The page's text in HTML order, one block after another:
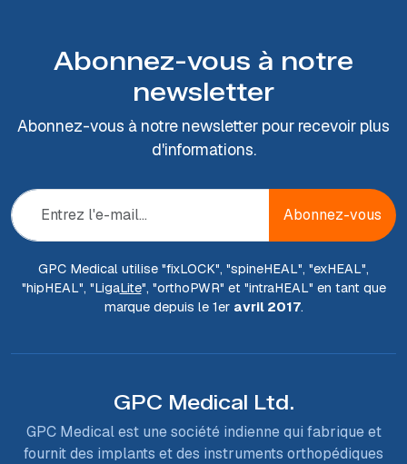
Abonnez-vous à notre
newsletter
Abonnez-vous à notre newsletter pour recevoir plus
d'informations.
Abonnez-vous
GPC Medical utilise "fixLOCK", "spineHEAL", "exHEAL",
"hipHEAL", "LigaLite", "orthoPWR" et "intraHEAL" en tant que
marque depuis le 1er avril 2017.
GPC Medical Ltd.
GPC Medical est une société indienne qui fabrique et
fournit des implants et des instruments orthopédiques